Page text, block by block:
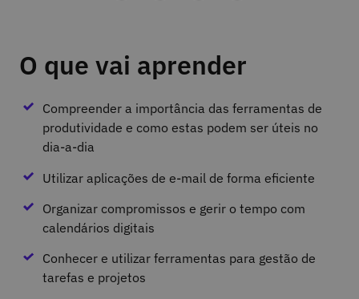
O que vai aprender
Compreender a importância das ferramentas de
produtividade e como estas podem ser úteis no
dia-a-dia
Utilizar aplicações de e-mail de forma eficiente
Organizar compromissos e gerir o tempo com
calendários digitais
Conhecer e utilizar ferramentas para gestão de
tarefas e projetos